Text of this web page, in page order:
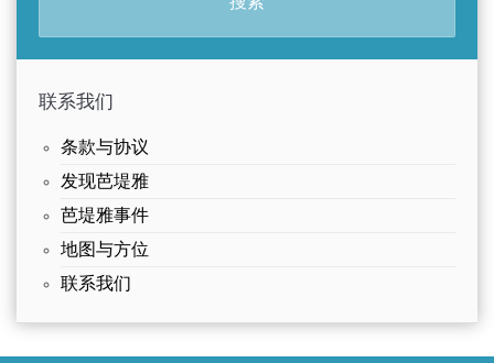
联系我们
条款与协议
发现芭堤雅
芭堤雅事件
地图与方位
联系我们